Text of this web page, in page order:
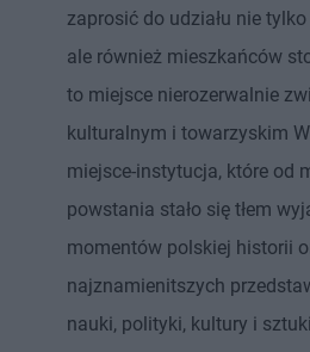
zaprosić do udziału nie
ale również mieszkańców
to miejsce nierozerwalnie
kulturalnym i towarzyskim
miejsce-instytucja, które od
powstania stało się tłem
momentów polskiej historii
najznamienitszych
nauki, polityki, kultury i